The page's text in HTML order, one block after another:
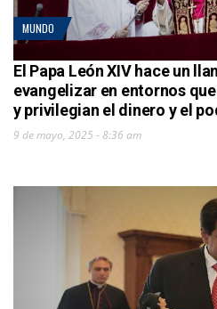
MUNDO
El Papa León XIV hace un
evangelizar en entornos
y privilegian el dinero y el
9 de mayo, 2025 - 8:36 am